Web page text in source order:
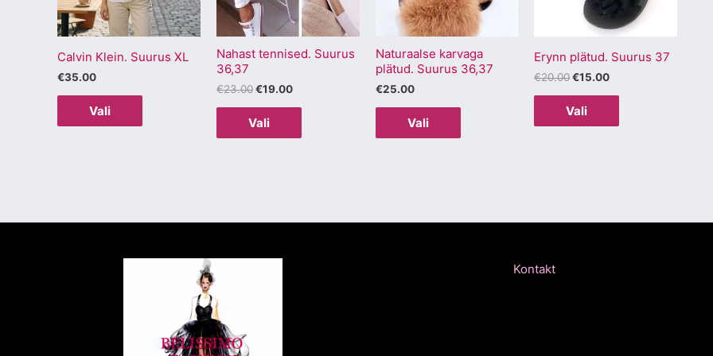
Calvin Klein. Suurus XL
€35.00
Vali
Valikuid
saab
teha
Nahast tennised. Suurus
36,37
€23.00 €19.00
Vali
Valikuid
saab
teha
Naturaalse karvaga
plätud. Suurus 36,37
€25.00
Vali
Valikuid
saab
teha
tootelehel.
Erynn plätud. Suurus 37
€20.00 €15.00
Vali
Valikuid
saab
teha
Kontakt